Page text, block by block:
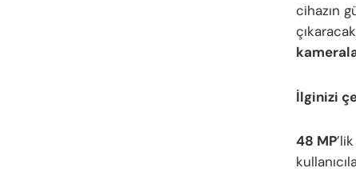
cihazın
İlginizi
48 MP